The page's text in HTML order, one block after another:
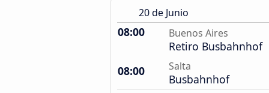
20 de Junio
08:00 Buenos Aires
Retiro Busbahnhof
08:00
Salta
Busbahnhof